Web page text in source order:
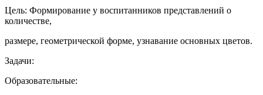
Цель: Формирование у воспитанников представлений о
количестве,
размере, геометрической форме, узнавание основных цветов.
Задачи:
Образовательные: